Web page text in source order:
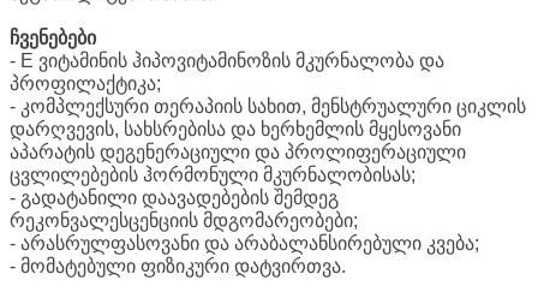
ჩვენებები
- E ვიტამინის ჰიპოვიტამინოზის მკურნალობა და
პროფილაქტიკა;
- კომპლექსური თერაპიის სახით, მენსტრუალური ციკლის
დარღვევის, სახსრებისა და ხერხემლის მყესოვანი
აპარატის დეგენერაციული და პროლიფერაციული
ცვლილებების ჰორმონული მკურნალობისას;
- გადატანილი დაავადებების შემდეგ
რეკონვალესცენციის მდგომარეობები;
- არასრულფასოვანი და არაბალანსირებული კვება;
- მომატებული ფიზიკური დატვირთვა.